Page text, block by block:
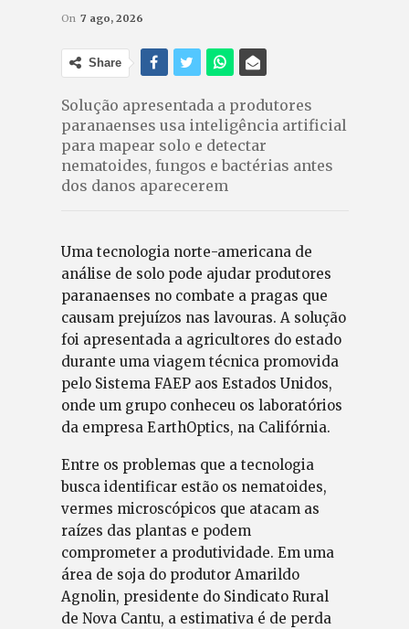
On 7 ago, 2026
Share
Solução apresentada a produtores
paranaenses usa inteligência artificial
para mapear solo e detectar
nematoides, fungos e bactérias antes
dos danos aparecerem
Uma tecnologia norte-americana de
análise de solo pode ajudar produtores
paranaenses no combate a pragas que
causam prejuízos nas lavouras. A solução
foi apresentada a agricultores do estado
durante uma viagem técnica promovida
pelo Sistema FAEP aos Estados Unidos,
onde um grupo conheceu os laboratórios
da empresa EarthOptics, na Califórnia.
Entre os problemas que a tecnologia
busca identificar estão os nematoides,
vermes microscópicos que atacam as
raízes das plantas e podem
comprometer a produtividade. Em uma
área de soja do produtor Amarildo
Agnolin, presidente do Sindicato Rural
de Nova Cantu, a estimativa é de perda